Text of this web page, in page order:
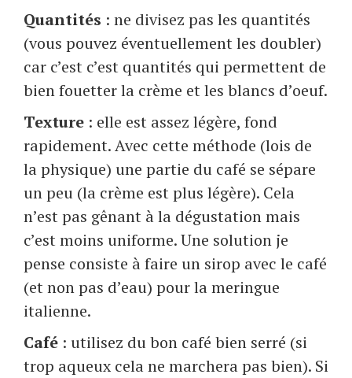
Quantités : ne divisez pas les quantités
(vous pouvez éventuellement les doubler)
car c’est c’est quantités qui permettent de
bien fouetter la crème et les blancs d’oeuf.
Texture : elle est assez légère, fond
rapidement. Avec cette méthode (lois de
la physique) une partie du café se sépare
un peu (la crème est plus légère). Cela
n’est pas gênant à la dégustation mais
c’est moins uniforme. Une solution je
pense consiste à faire un sirop avec le café
(et non pas d’eau) pour la meringue
italienne.
Café : utilisez du bon café bien serré (si
trop aqueux cela ne marchera pas bien). Si